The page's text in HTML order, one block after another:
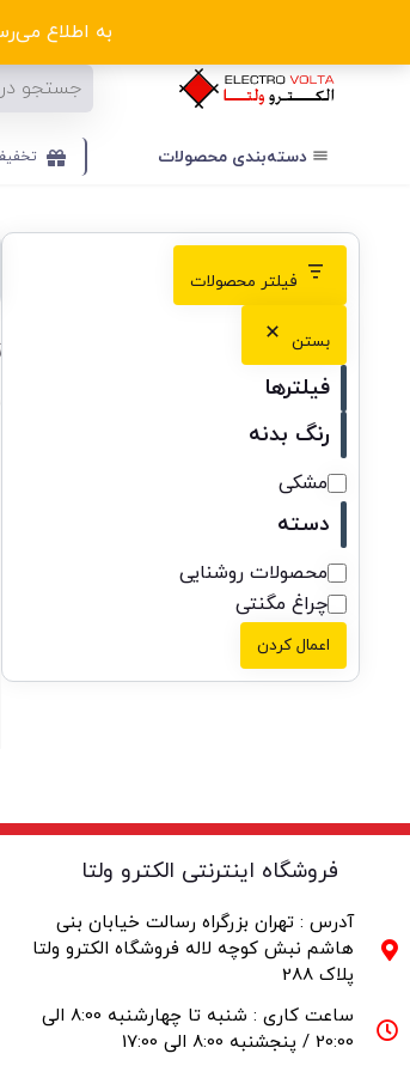
به اطلاع
دسته‌بندی‌ محصولات
فیلتر محصولات
بستن
فیلترها
رنگ بدنه
مشکی
دسته
محصولات روشنایی
چراغ مگنتی
اعمال کردن
فروشگاه اینترنتی الکترو ولتا
آدرس : تهران بزرگراه رسالت خیابان بنی
هاشم نبش کوچه لاله فروشگاه الکترو ولتا
پلاک 288
ساعت کاری : شنبه تا چهارشنبه 8:00 الی
20:00 / پنجشنبه 8:00 الی 17:00